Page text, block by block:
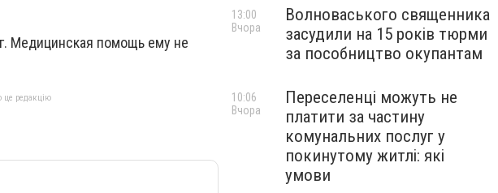
Медицинская помощь ему не
це редакцію
Волноваського священника
засудили на 15 років тюрми
за пособництво окупантам
13:00
Вчора
Переселенці можуть не
платити за частину
комунальних послуг у
покинутому житлі: які
умови
10:06
Вчора